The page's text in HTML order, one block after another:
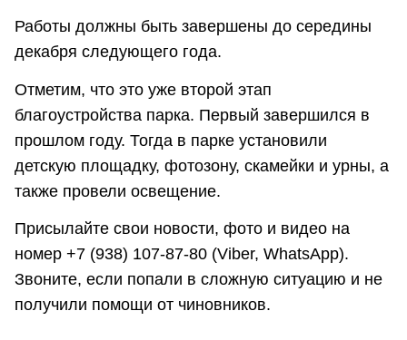
Работы должны быть завершены до середины
декабря следующего года.
Отметим, что это уже второй этап
благоустройства парка. Первый завершился в
прошлом году. Тогда в парке установили
детскую площадку, фотозону, скамейки и урны, а
также провели освещение.
Присылайте свои новости, фото и видео на
номер +7 (938) 107-87-80 (Viber, WhatsApp).
Звоните, если попали в сложную ситуацию и не
получили помощи от чиновников.